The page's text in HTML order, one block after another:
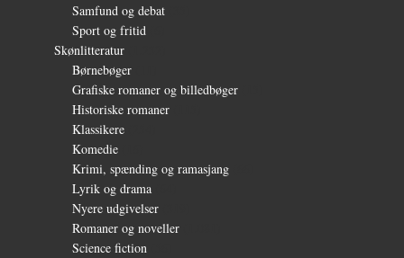
Samfund og debat
Sport og fritid
Skønlitteratur
Børnebøger
Grafiske romaner og billedbøger
Historiske romaner
Klassikere
Komedie
Krimi, spænding og ramasjang
Lyrik og drama
Nyere udgivelser
Romaner og noveller
Science fiction